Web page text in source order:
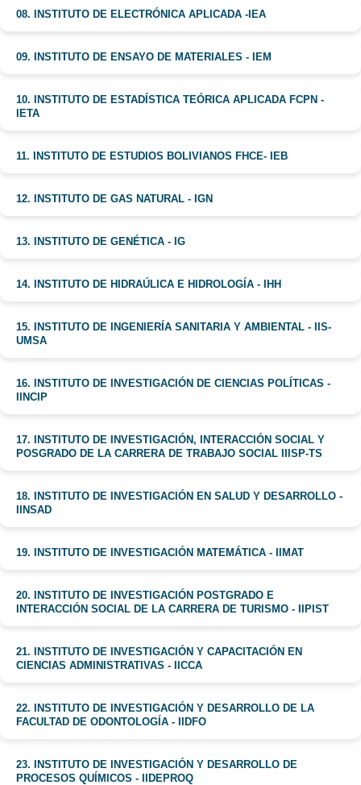
08. INSTITUTO DE ELECTRÓNICA APLICADA -IEA
09. INSTITUTO DE ENSAYO DE MATERIALES - IEM
10. INSTITUTO DE ESTADÍSTICA TEÓRICA APLICADA FCPN -
IETA
11. INSTITUTO DE ESTUDIOS BOLIVIANOS FHCE- IEB
12. INSTITUTO DE GAS NATURAL - IGN
13. INSTITUTO DE GENÉTICA - IG
14. INSTITUTO DE HIDRAÚLICA E HIDROLOGÍA - IHH
15. INSTITUTO DE INGENIERÍA SANITARIA Y AMBIENTAL - IIS-
UMSA
16. INSTITUTO DE INVESTIGACIÓN DE CIENCIAS POLÍTICAS -
IINCIP
17. INSTITUTO DE INVESTIGACIÓN, INTERACCIÓN SOCIAL Y
POSGRADO DE LA CARRERA DE TRABAJO SOCIAL IIISP-TS
18. INSTITUTO DE INVESTIGACIÓN EN SALUD Y DESARROLLO -
IINSAD
19. INSTITUTO DE INVESTIGACIÓN MATEMÁTICA - IIMAT
20. INSTITUTO DE INVESTIGACIÓN POSTGRADO E
INTERACCIÓN SOCIAL DE LA CARRERA DE TURISMO - IIPIST
21. INSTITUTO DE INVESTIGACIÓN Y CAPACITACIÓN EN
CIENCIAS ADMINISTRATIVAS - IICCA
22. INSTITUTO DE INVESTIGACIÓN Y DESARROLLO DE LA
FACULTAD DE ODONTOLOGÍA - IIDFO
23. INSTITUTO DE INVESTIGACIÓN Y DESARROLLO DE
PROCESOS QUÍMICOS - IIDEPROQ